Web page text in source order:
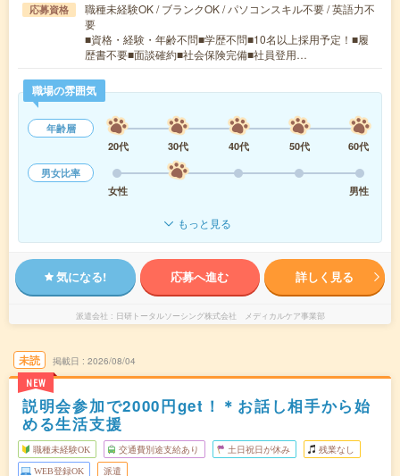
応募資格
職種未経験OK / ブランクOK / パソコンスキル不要 / 英語力不
要
■資格・経験・年齢不問■学歴不問■10名以上採用予定！■履
歴書不要■面談確約■社会保険完備■社員登用…
職場の雰囲気
年齢層
20代
30代 40代 50代
60代
男女比率
女性
男性
もっと見る
気になる! 応募へ進む 詳しく見る
派遣会社 日研トータルソーシング株式会社 メディカルケア事業部
未読
NEW
掲載日 2026/08/04
説明会参加で2000円get！＊お話し相手から始
める生活支援
職種未経験OK 交通費別途支給あり 土日祝日が休み 残業なし
WEB登録OK 派遣